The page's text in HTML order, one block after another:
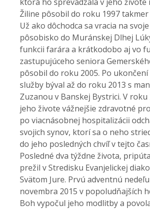
Žiline pôsobil do roku 1997 takmer
Už ako dôchodca sa vracia na
pôsobisko do Muránskej Dlhej
funkcii farára a krátkodobo aj vo
zastupujúceho seniora
pôsobil do roku 2005. Po
služby býval až do roku 2013 s
Zuzanou v Banskej Bystrici. V roku
jeho živote vážnejšie zdravotné
po viacnásobnej hospitalizácii
svojich synov, ktorí sa o neho
do jeho posledných chvíľ v tejto
Posledné dva týždne života,
prežil v Stredisku Evanjelickej
Svätom Jure. Prvú adventnú nedeľu
novembra 2015 v popoludňajších
Boh vypočul jeho modlitby a